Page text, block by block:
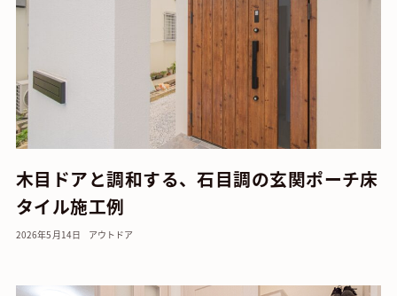
木目ドアと調和する、石目調の玄関ポーチ床
タイル施工例
2026年5月14日 アウトドア